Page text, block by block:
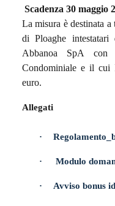
Scadenza 30 maggio
La misura è destinata
di Ploaghe
Abbanoa SpA con
Condominiale e il cui
euro.
Allegati
·
· Modulo
· Avviso bonus